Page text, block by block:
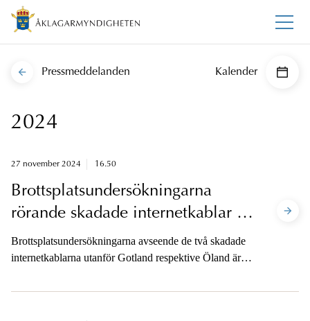
Pressmeddelanden Kalender
2024
27 november 2024 16.50
Brottsplatsundersökningarna
rörande skadade internetkablar på
Östersjön är avslutade
Brottsplatsundersökningarna avseende de två skadade
internetkablarna utanför Gotland respektive Öland är